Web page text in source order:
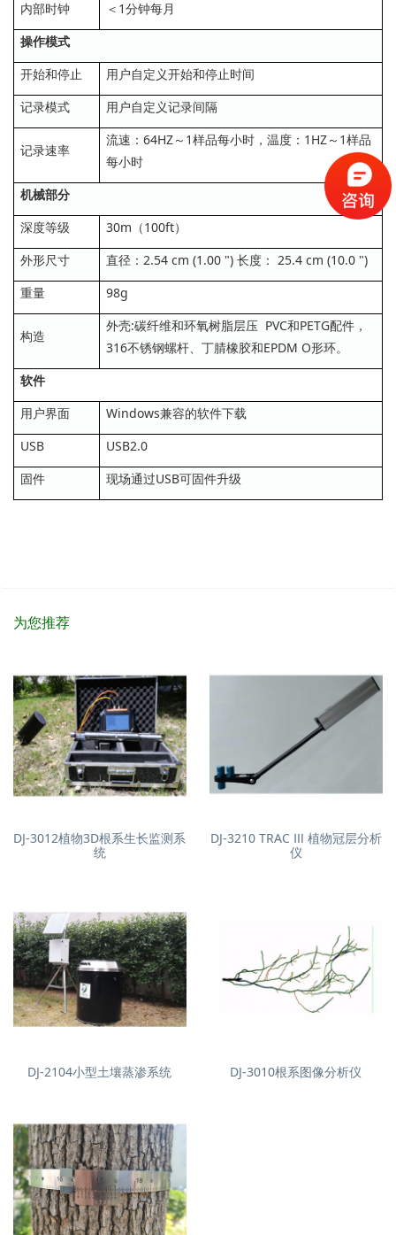
内部时钟
＜1分钟每月
操作模式
开始和停止
用户自定义开始和停止时间
记录模式
用户自定义记录间隔
记录速率
流速：64HZ～1样品每小时，温度：1HZ～1样品
每小时
机械部分
深度等级
30m（100ft）
外形尺寸
直径：2.54 cm (1.00 ") 长度： 25.4 cm (10.0 ")
重量
98g
构造
外壳:碳纤维和环氧树脂层压 PVC和PETG配件，
316不锈钢螺杆、丁腈橡胶和EPDM O形环。
软件
用户界面
Windows兼容的软件下载
USB
USB2.0
固件
现场通过USB可固件升级
为您推荐
DJ-3012植物3D根系生长监测系
统
DJ-3210 TRAC Ⅲ 植物冠层分析
仪
DJ-2104小型土壤蒸渗系统 DJ-3010根系图像分析仪